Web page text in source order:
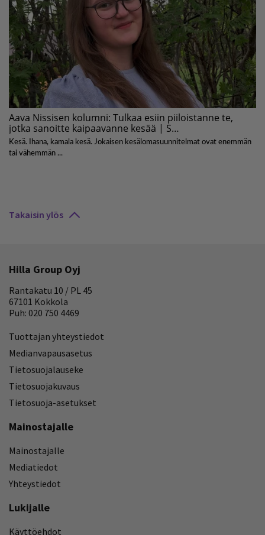
Takaisin ylös
Hilla Group Oyj
Rantakatu 10 / PL 45
67101 Kokkola
Puh: 020 750 4469
Tuottajan yhteystiedot
Medianvapausasetus
Tietosuojalauseke
Tietosuojakuvaus
Tietosuoja-asetukset
Mainostajalle
Mainostajalle
Mediatiedot
Yhteystiedot
Lukijalle
Käyttöehdot